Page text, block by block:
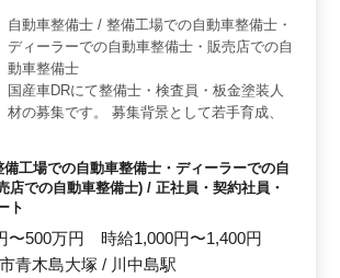
車各メーカーの整備や部品の交換、取り
い業務があります。経験を活かして活躍
キル向上にも最適な環境です。
自動車整備士 / 整備工場での自動車整備士・
ディーラーでの自動車整備士・販売店での自
動車整備士
国産車DRにて整備士・検査員・板金塗装人
材の募集です。 募集背景として若手育成、
員募集などではございません。 余裕を持っ
て人材育成ができる環境ですので、これまで
の経験を託してみませんか？ ・50代も積極
備 ・年間休日108日 社内風通し良く変に飲
み会などもございません。
工場での自動車整備士・ディーラーでの自
店での自動車整備士) / 正社員・契約社員・
ト
〜500万円 時給1,000円〜1,400円
青木島大塚 / 川中島駅